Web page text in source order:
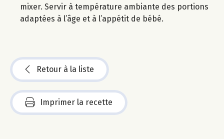
mixer. Servir à température ambiante des portions
adaptées à l’âge et à l’appétit de bébé.
Retour à la liste
Imprimer la recette